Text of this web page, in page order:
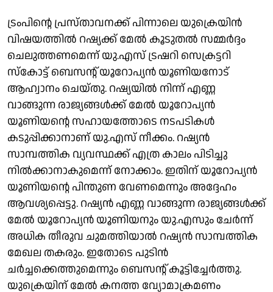
ട്രംപിന്റെ പ്രസ്താവനക്ക് പിന്നാലെ യുക്രെയിന്‍
വിഷയത്തില്‍ റഷ്യക്ക് മേല്‍ കൂടുതല്‍ സമ്മര്‍ദ്ദം
ചെലുത്തണമെന്ന് യു.എസ് ട്രഷറി സെക്രട്ടറി
സ്‌കോട്ട് ബെസന്റ് യൂറോപ്യന്‍ യൂണിയനോട്
ആഹ്വാനം ചെയ്തു. റഷ്യയില്‍ നിന്ന് എണ്ണ
വാങ്ങുന്ന രാജ്യങ്ങള്‍ക്ക് മേല്‍ യൂറോപ്യന്‍
യൂണിയന്റെ സഹായത്തോടെ നടപടികള്‍
കടുപ്പിക്കാനാണ് യു.എസ് നീക്കം. റഷ്യന്‍
സാമ്പത്തിക വ്യവസ്ഥക്ക് എത്ര കാലം പിടിച്ചു
നില്‍ക്കാനാകുമെന്ന് നോക്കാം. ഇതിന് യൂറോപ്യന്‍
യൂണിയന്റെ പിന്തുണ വേണമെന്നും അദ്ദേഹം
ആവശ്യപ്പെട്ടു. റഷ്യന്‍ എണ്ണ വാങ്ങുന്ന രാജ്യങ്ങള്‍ക്ക്
മേല്‍ യൂറോപ്യന്‍ യൂണിയനും യു.എസും ചേര്‍ന്ന്
അധിക തീരുവ ചുമത്തിയാല്‍ റഷ്യന്‍ സാമ്പത്തിക
മേഖല തകരും. ഇതോടെ പുടിന്‍
ചര്‍ച്ചക്കെത്തുമെന്നും ബെസന്റ് കൂട്ടിച്ചേര്‍ത്തു.
യുക്രെയിന് മേല്‍ കനത്ത വ്യോമാക്രമണം